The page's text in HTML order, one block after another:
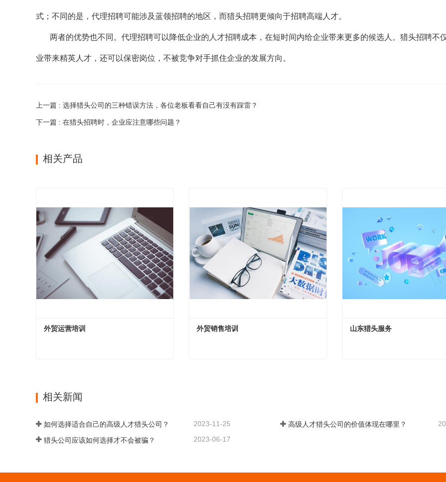
式；不同的是，代理招聘可能涉及蓝领招聘的地区，而猎头招聘更倾向于招聘高端人才。
两者的优势也不同。代理招聘可以降低企业的人才招聘成本，在短时间内给企业带来更多的候选人。猎头招聘不
业带来精英人才，还可以保密岗位，不被竞争对手抓住企业的发展方向。
上一篇 : 选择猎头公司的三种错误方法，各位老板看看自己有没有踩雷？
下一篇 : 在猎头招聘时，企业应注意哪些问题？
相关产品
外贸运营培训 外贸销售培训 山东猎头服务
相关新闻
如何选择适合自己的高级人才猎头公司？ 2023-11-25 高级人才猎头公司的价值体现在哪里？
猎头公司应该如何选择才不会被骗？ 2023-06-17